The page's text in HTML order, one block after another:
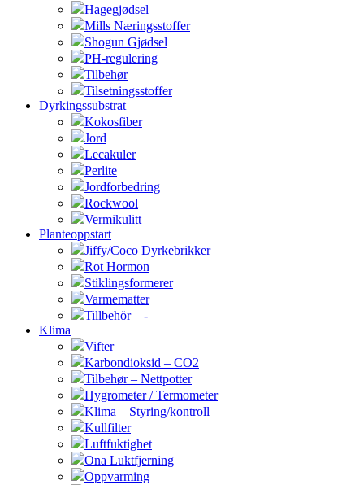
Hagegjødsel
Mills Næringsstoffer
Shogun Gjødsel
PH-regulering
Tilbehør
Tilsetningsstoffer
Dyrkingssubstrat
Kokosfiber
Jord
Lecakuler
Perlite
Jordforbedring
Rockwool
Vermikulitt
Planteoppstart
Jiffy/Coco Dyrkebrikker
Rot Hormon
Stiklingsformerer
Varmematter
Tillbehör—-
Klima
Vifter
Karbondioksid – CO2
Tilbehør – Nettpotter
Hygrometer / Termometer
Klima – Styring/kontroll
Kullfilter
Luftfuktighet
Ona Luktfjerning
Oppvarming